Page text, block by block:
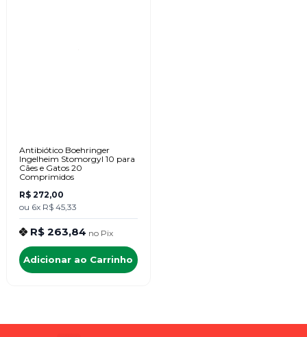
Antibiótico Boehringer
Ingelheim Stomorgyl 10 para
Cães e Gatos 20
Comprimidos
R$ 272,00
ou 6x R$ 45,33
R$ 263,84 no Pix
Adicionar ao Carrinho